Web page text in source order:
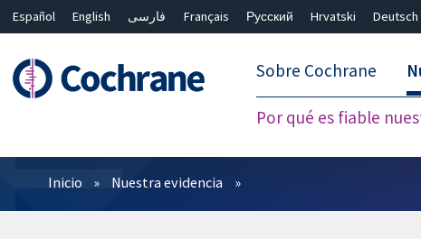
Español English فارسی Français Русский Hrvatski Deutsch
Sobre Cochrane
Por qué es fiable
Filtros
Inicio Nuestra evidencia